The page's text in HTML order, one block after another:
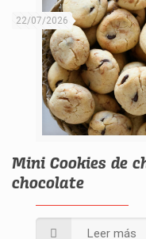
22/07/2026
Mini Cookies de
chocolate
Leer más